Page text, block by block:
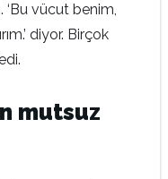
vücut benim,
diyor. Birçok
mutsuz